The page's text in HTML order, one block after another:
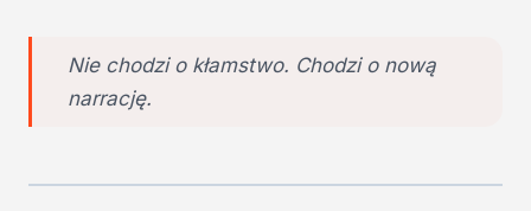
Nie chodzi o kłamstwo. Chodzi o nową
narrację.